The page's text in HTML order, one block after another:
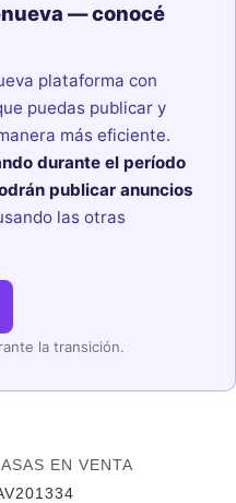
— conocé
plataforma con
puedas publicar y
más eficiente.
durante el período
publicar anuncios
las otras
la transición.
EN VENTA